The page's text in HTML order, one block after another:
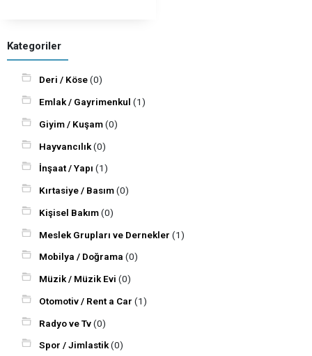
Kategoriler
Deri / Köse(0)
Emlak / Gayrimenkul(1)
Giyim / Kuşam(0)
Hayvancılık(0)
İnşaat / Yapı(1)
Kırtasiye / Basım(0)
Kişisel Bakım(0)
Meslek Grupları ve Dernekler(1)
Mobilya / Doğrama(0)
Müzik / Müzik Evi(0)
Otomotiv / Rent a Car(1)
Radyo ve Tv(0)
Spor / Jimlastik(0)